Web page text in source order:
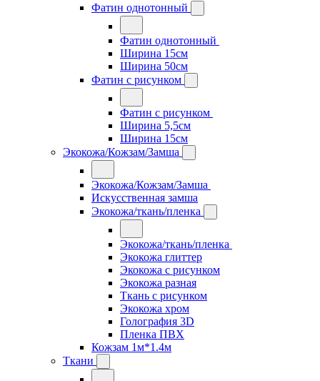
Фатин однотонный
Фатин однотонный
Ширина 15см
Ширина 50см
Фатин с рисунком
Фатин с рисунком
Ширина 5,5см
Ширина 15см
Экокожа/Кожзам/Замша
Экокожа/Кожзам/Замша
Искусственная замша
Экокожа/ткань/пленка
Экокожа/ткань/пленка
Экокожа глиттер
Экокожа с рисунком
Экокожа разная
Ткань с рисунком
Экокожа хром
Голография 3D
Пленка ПВХ
Кожзам 1м*1.4м
Ткани